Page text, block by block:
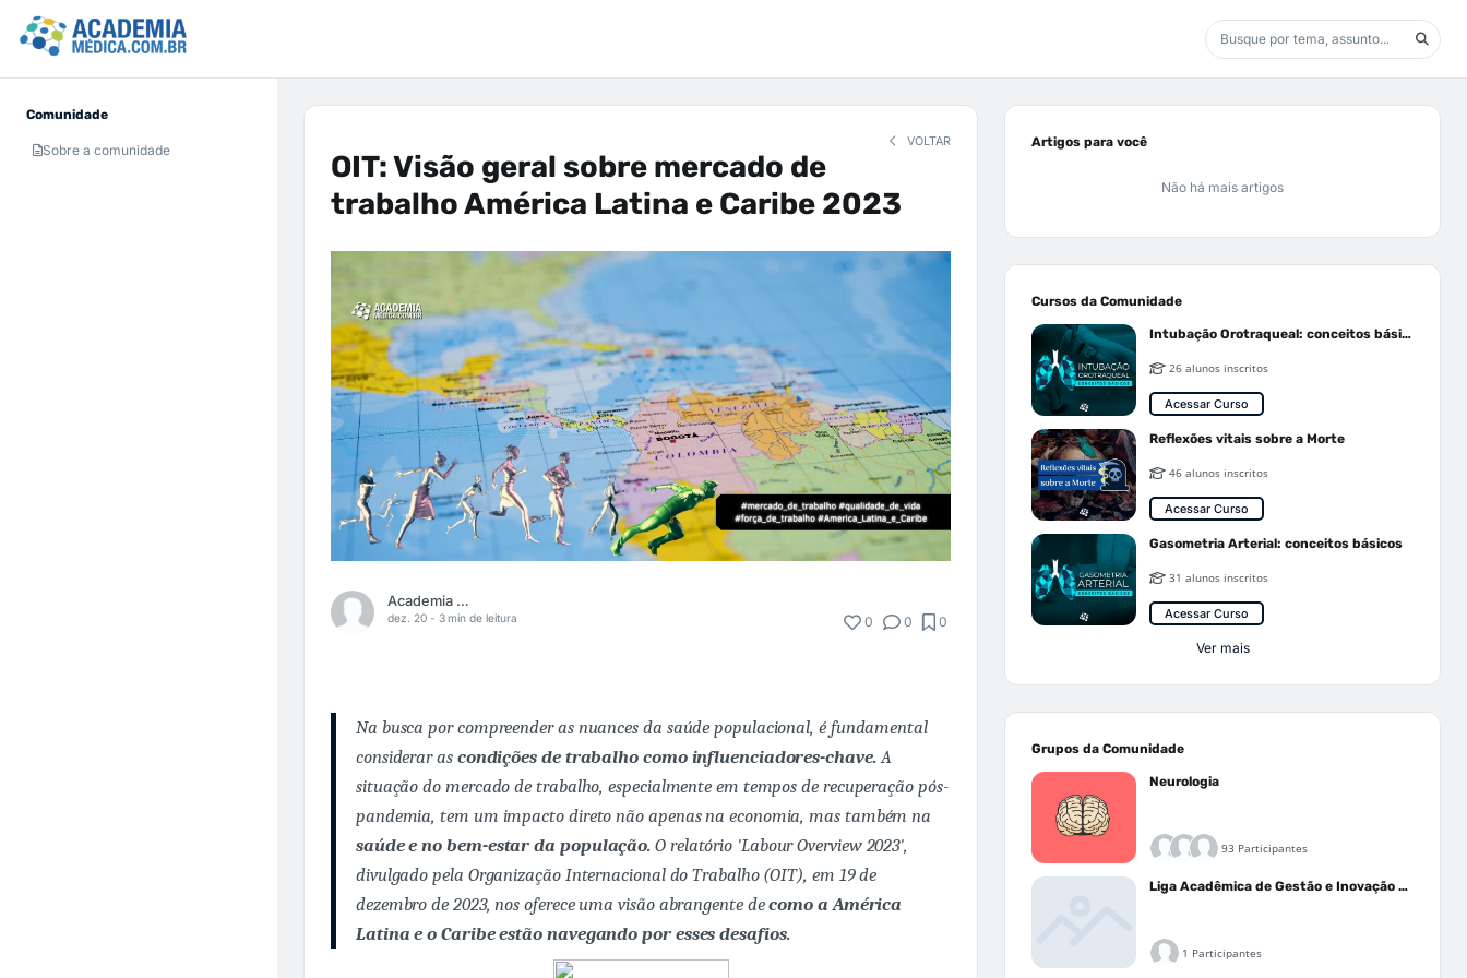
Comunidade
Sobre a comunidade
VOLTAR
OIT: Visão geral sobre mercado de
trabalho América Latina e Caribe 2023
Academia Médica
dez. 20 - 3 min de leitura 0 0 0
Na busca por compreender as nuances da saúde populacional, é fundamental
considerar as condições de trabalho como influenciadores-chave.A
situação do mercado de trabalho, especialmente em tempos de recuperação pós-
pandemia, tem um impacto direto não apenas na economia, mas também na
saúde e no bem-estar da população. O relatório 'Labour Overview 2023',
divulgado pela Organização Internacional do Trabalho (OIT), em 19 de
dezembro de 2023, nos oferece uma visão abrangente decomo a América
Latina e o Caribe estão navegando por esses desafios.
Artigos para você
Não há mais artigos
Cursos da Comunidade
Intubação Orotraqueal: conceitos básicos
26 alunos inscritos
Acessar Curso
Reflexões vitais sobre a Morte
46 alunos inscritos
Acessar Curso
Gasometria Arterial: conceitos básicos
31 alunos inscritos
Acessar Curso
Ver mais
Grupos da Comunidade
Neurologia
93 Participantes
Liga Acadêmica de Gestão e Inovação Médica - LAGIM
1 Participantes